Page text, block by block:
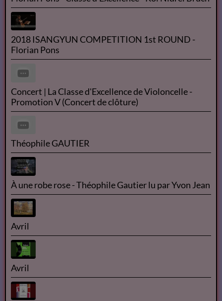
2018 ISANGYUN COMPETITION 1st ROUND -
Florian Pons
Concert | La Classe d'Excellence de Violoncelle -
Promotion V (Concert de clôture)
Théophile GAUTIER
À une robe rose - Théophile Gautier lu par Yvon Jean
Avril
Avril